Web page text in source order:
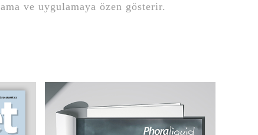
ve uygulamaya özen gösterir.